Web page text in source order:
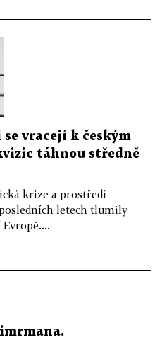
vracejí k českým
táhnou středně
krize a prostředí
letech tlumily